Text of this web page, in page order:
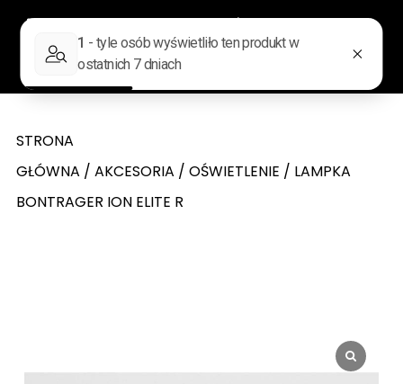
0
STRONA
GŁÓWNA / AKCESORIA / OŚWIETLENIE / LAMPKA
BONTRAGER ION ELITE R